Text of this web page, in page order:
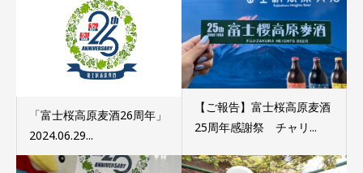
「富士桜高原麦酒26周年」
2024.06.29...
【ご報告】富士桜高原麦酒
25周年感謝祭 チャリ...